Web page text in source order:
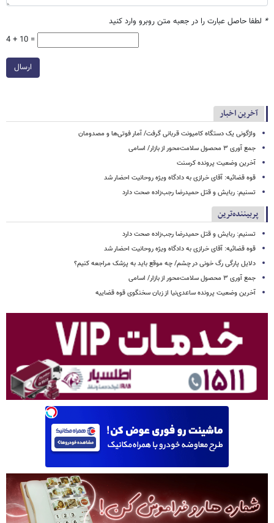
* لطفا حاصل عبارت را در جعبه متن روبرو وارد کنید
4 + 10 =
ارسال
آخرین اخبار
واژگونی یک دستگاه کامیونت قربانی گرفت/ آمار فوتی‌ها و مصدومان
جمع آوری ۳ محصول سلامت‌محور از بازار/ اسامی
آخرین وضعیت پرونده کرسنت
قوه قضائیه: آقای خرازی به دادگاه ویژه روحانیت احضار شد
تسنیم: ربایش و قتل حمیدرضا رجب‌زاده صحت دارد
پربیننده‌ترین
تسنیم: ربایش و قتل حمیدرضا رجب‌زاده صحت دارد
قوه قضائیه: آقای خرازی به دادگاه ویژه روحانیت احضار شد
دلایل پارگی رگ خونی در چشم/ چه موقع باید به پزشک مراجعه کنیم؟
جمع آوری ۳ محصول سلامت‌محور از بازار/ اسامی
آخرین وضعیت پرونده ساعدی‌نیا از زبان سخنگوی قوه قضاییه